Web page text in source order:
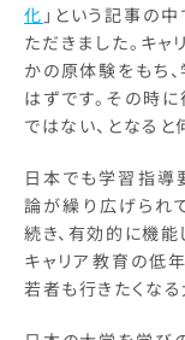
化 」という記事の
ただきました。キ
かの原体験をもち
はずです。その時
ではない、となると
日本でも学習指導
論が繰り広げられ
続き、有効的に機能
キャリア教育の低
若者も行きたくな